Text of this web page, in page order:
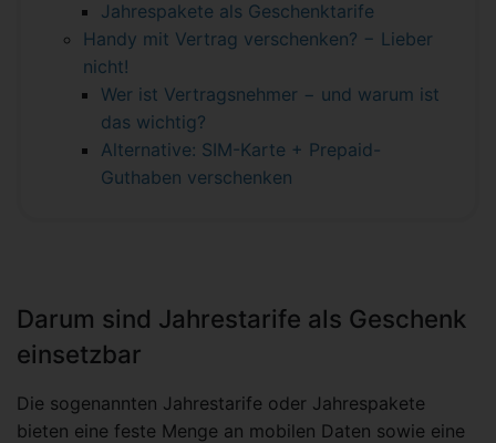
Jahrespakete als Geschenktarife
Handy mit Vertrag verschenken? − Lieber
nicht!
Wer ist Vertragsnehmer − und warum ist
das wichtig?
Alternative: SIM-Karte + Prepaid-
Guthaben verschenken
Darum sind Jahrestarife als Geschenk
einsetzbar
Die sogenannten Jahrestarife oder Jahrespakete
bieten eine feste Menge an mobilen Daten sowie eine